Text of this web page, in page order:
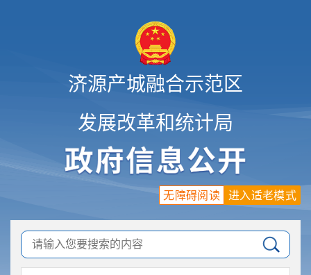
济源产城融合示范区
发展改革和统计局
进入适老模式
无障碍阅读